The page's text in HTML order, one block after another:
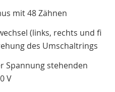
mit 48 Zähnen
(links, rechts und fi
des Umschaltrings
Spannung stehenden
V